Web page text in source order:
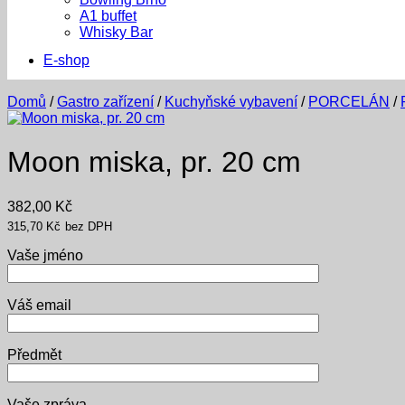
A1 buffet
Whisky Bar
E-shop
Domů / Gastro zařízení / Kuchyňské vybavení / PORCELÁN /
Moon miska, pr. 20 cm
382,00 Kč
315,70 Kč bez DPH
Vaše jméno
Váš email
Předmět